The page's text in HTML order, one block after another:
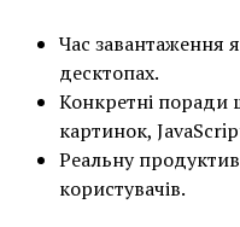
Час завантаження
десктопах.
Конкретні поради
картинок,
Реальну
користувачів.